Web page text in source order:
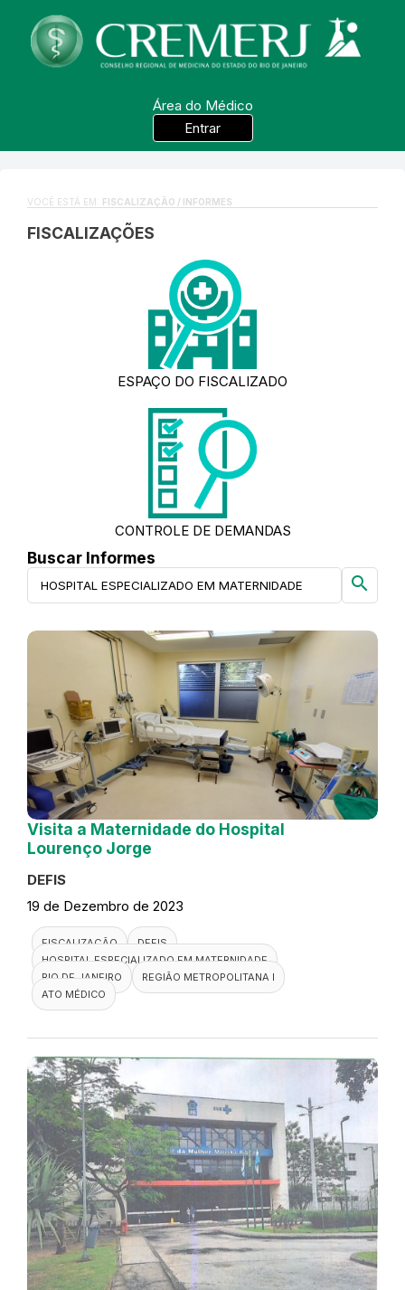
Área do Médico
Entrar
VOCÊ ESTÁ EM: FISCALIZAÇÃO / INFORMES
FISCALIZAÇÕES
ESPAÇO DO FISCALIZADO
CONTROLE DE DEMANDAS
Buscar Informes
search
Visita a Maternidade do Hospital
Lourenço Jorge
DEFIS
19 de Dezembro de 2023
FISCALIZAÇÃO
DEFIS
HOSPITAL ESPECIALIZADO EM MATERNIDADE
RIO DE JANEIRO
REGIÃO METROPOLITANA I
ATO MÉDICO